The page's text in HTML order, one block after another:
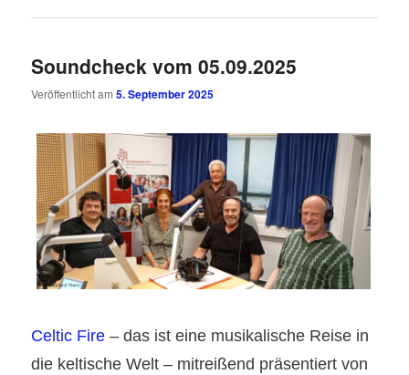
Soundcheck vom 05.09.2025
Veröffentlicht am5. September 2025
Celtic Fire – das ist eine musikalische Reise in
die keltische Welt – mitreißend präsentiert von